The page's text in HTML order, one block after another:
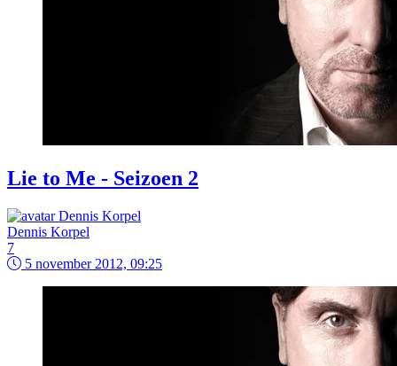
Lie to Me - Seizoen 2
Dennis Korpel
7
5 november 2012, 09:25